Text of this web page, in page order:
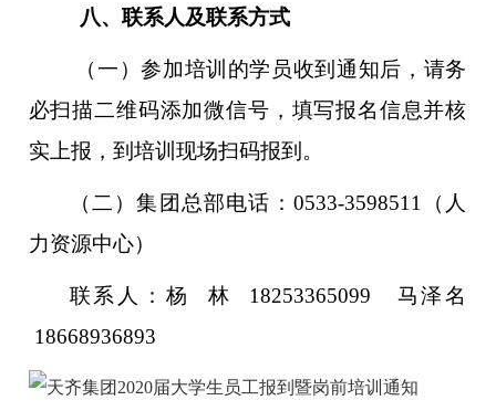
八、联系人及联系方式
（一）参加培训的学员收到通知后，请务
必扫描二维码添加微信号，填写报名信息并核
实上报，到培训现场扫码报到。
（二）集团总部电话：0533-3598511（人
力资源中心）
联系人：杨 林 18253365099 马泽名
18668936893